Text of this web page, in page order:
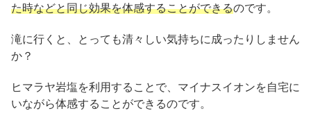
た時などと同じ効果を体感することができるのです。
滝に行くと、とっても清々しい気持ちに成ったりしません
か？
ヒマラヤ岩塩を利用することで、マイナスイオンを自宅に
いながら体感することができるのです。